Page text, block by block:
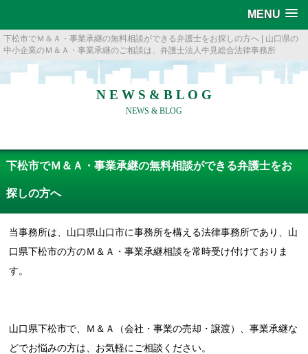
MENU
下松市でＭ＆Ａ・事業承継の無料相談ができる弁護士をお探しの方へ | 山口県の
中小企業のＭ＆Ａ・事業承継のご相談は、弁護士法人牛見総合法律事務所
N E W S & B L O G
NEWS & BLOG
下松市でＭ＆Ａ・事業承継の無料相談ができる弁護士をお
探しの方へ
当事務所は、山口県山口市に事務所を構える法律事務所であり、山
口県下松市の方のＭ＆Ａ・事業承継相談を常時受け付けておりま
す。
山口県下松市で、Ｍ＆Ａ（会社・事業の売却・譲渡）、事業承継な
どでお悩みの方は、お気軽にご相談ください。